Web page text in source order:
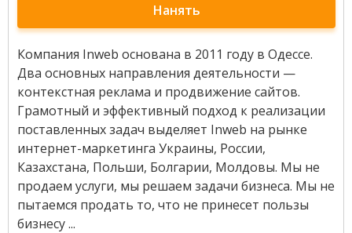
Нанять
Компания Inweb основана в 2011 году в Одессе.
Два основных направления деятельности —
контекстная реклама и продвижение сайтов.
Грамотный и эффективный подход к реализации
поставленных задач выделяет Inweb на рынке
интернет-маркетинга Украины, России,
Казахстана, Польши, Болгарии, Молдовы. Мы не
продаем услуги, мы решаем задачи бизнеса. Мы не
пытаемся продать то, что не принесет пользы
бизнесу ...